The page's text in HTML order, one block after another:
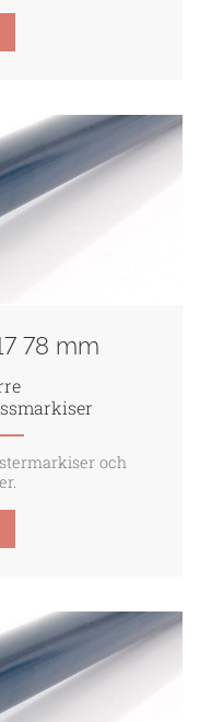
78 mm
och